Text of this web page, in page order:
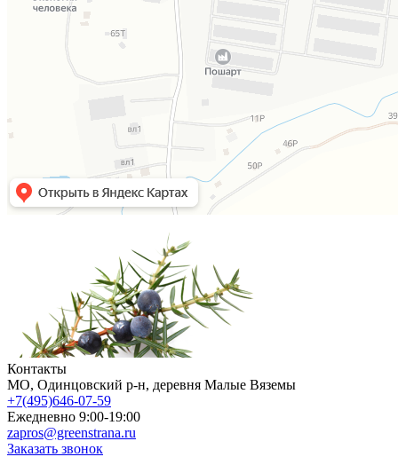
Контакты
МO, Одинцовский р-н, деревня Малые Вяземы
+7(495)646-07-59
Ежедневно 9:00-19:00
zapros@greenstrana.ru
Заказать звонок